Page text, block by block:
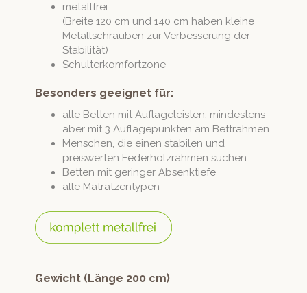
met­all­frei
(Bre­ite 120 cm und 140 cm haben kleine
Met­allschrauben zur Verbesserung der
Stabilität)
Schul­terkom­fort­zone
Besonders geeignet für:
alle Bet­ten mit Aufla­geleis­ten, min­destens
aber mit 3 Auflagepunk­ten am Bettrahmen
Men­schen, die einen sta­bilen und
preiswerten Feder­holzrah­men suchen
Bet­ten mit geringer Absenktiefe
alle Matratzen­typen
Gewicht (Länge 200 cm)